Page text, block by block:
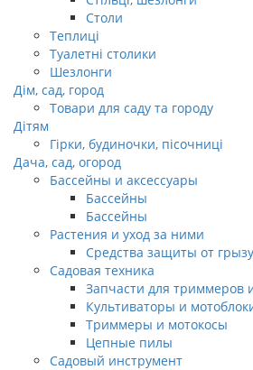
Столи
Теплиці
Туалетні столики
Шезлонги
Дім, сад, город
Товари для саду та городу
Дітям
Гірки, будиночки, пісочниці
Дача, сад, огород
Бассейны и аксессуары
Бассейны
Бассейны
Растения и уход за ними
Средства защиты от
Садовая техника
Запчасти для триммеров
Культиваторы и
Триммеры и мотокосы
Цепные пилы
Садовый инструмент